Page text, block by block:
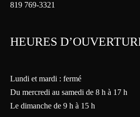
819 769-3321
HEURES
Lundi et mardi : fermé
Du mercredi au samedi de 8 h à 17 h
Le dimanche de 9 h à 15 h